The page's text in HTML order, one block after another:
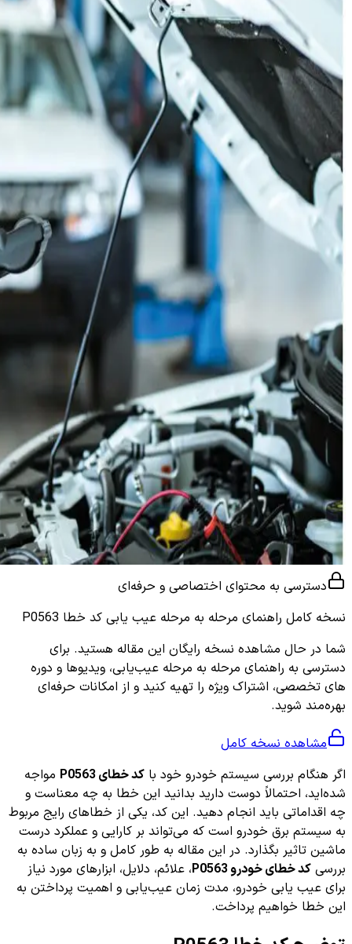
دسترسی به محتوای اختصاصی و حرفه‌ای
نسخه کامل راهنمای مرحله به مرحله عیب یابی کد خطا P0563
شما در حال مشاهده نسخه رایگان این مقاله هستید. برای
دسترسی به راهنمای مرحله به مرحله عیب‌یابی، ویدیوها و دوره
های تخصصی، اشتراک ویژه را تهیه کنید و از امکانات حرفه‌ای
بهره‌مند شوید.
مشاهده نسخه کامل
اگر هنگام بررسی سیستم خودرو خود با کد خطای P0563
مواجه
شده‌اید، احتمالاً دوست دارید بدانید این خطا به چه معناست و
چه اقداماتی باید انجام دهید. این کد، یکی از خطاهای رایج مربوط
به سیستم برق خودرو است که می‌تواند بر کارایی و عملکرد درست
ماشین تاثیر بگذارد. در این مقاله به طور کامل و به زبان ساده به
بررسی کد خطای خودرو P0563
، علائم، دلایل، ابزارهای مورد نیاز
برای عیب یابی خودرو، مدت زمان عیب‌یابی و اهمیت پرداختن به
این خطا خواهیم پرداخت.